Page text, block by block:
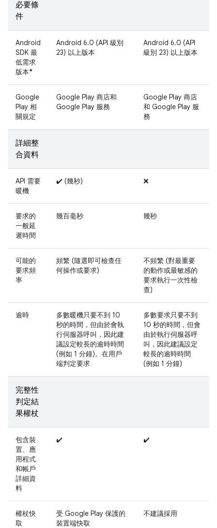
必要條
件
Android
SDK 最
低需求
版本*
Android 6.0 (API 級別
23) 以上版本
Android 6.0 (API
級別 23) 以上版本
Google
Play 相
關規定
Google Play 商店和
Google Play 服務
Google Play 商店
和 Google Play 服
務
詳細整
合資料
API 需要
暖機
✔️ (幾秒) ❌
要求的
一般延
遲時間
幾百毫秒 幾秒
可能的
要求頻
率
頻繁 (隨選即可檢查任
何操作或要求)
不頻繁 (對最重要
的動作或最敏感的
要求執行一次性檢
查)
逾時
多數暖機只要不到 10
秒的時間，但由於會執
行伺服器呼叫，因此建
議設定較長的逾時時間
(例如 1 分鐘)。在用戶
端判定要求
多數要求只要不到
10 秒的時間，但會
由於執行伺服器呼
叫，因此建議設定
較長的逾時時間
(例如 1 分鐘)
完整性
判定結
果權杖
包含裝
置、應
用程式
和帳戶
詳細資
料
✔️ ✔️
權杖快
取
受 Google Play 保護的
裝置端快取
不建議採用